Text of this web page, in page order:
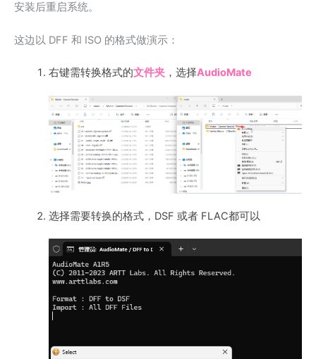
安装后重启系统。
这边以 DFF 和 ISO 的格式做演示：
右键需转换格式的文件夹，选择AudioMate
选择需要转换的格式，DSF 或者 FLAC都可以